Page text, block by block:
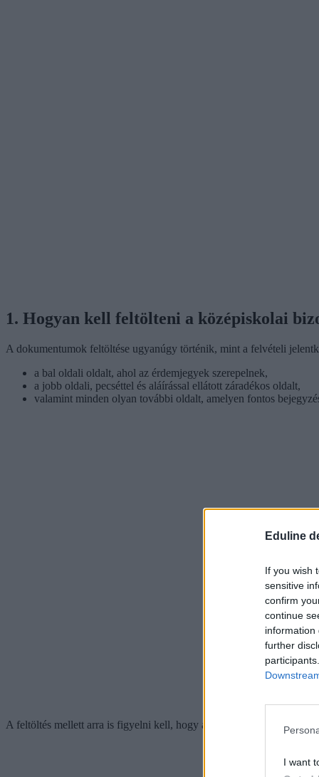
Eduline
If you wish
sensitive
confirm
continue
information
further
I want
1. Hogyan kell feltölteni a középiskolai
A dokumentumok feltöltése ugyanúgy történik, mint a felvételi
a bal oldali oldalt, ahol az érdemjegyek szerepelnek,
a jobb oldali, pecséttel és aláírással ellátott záradékos oldalt,
valamint minden olyan további oldalt, amelyen fontos
A feltöltés mellett arra is figyelni kell, hogy az utolsó tanév év végi